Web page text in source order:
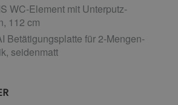
WC-Element mit Unterputz-
112 cm
Betätigungsplatte für 2-Mengen-
seidenmatt